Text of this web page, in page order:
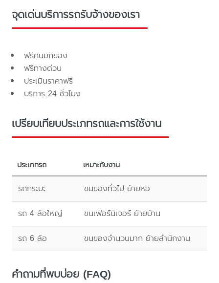
จุดเด่นบริการรถรับจ้างของเรา
ฟรีคนยกของ
ฟรีทางด่วน
ประเมินราคาฟรี
บริการ 24 ชั่วโมง
เปรียบเทียบประเภทรถและการใช้งาน
ประเภทรถ เหมาะกับงาน
รถกระบะ ขนของทั่วไป ย้ายหอ
รถ 4 ล้อใหญ่ ขนเฟอร์นิเจอร์ ย้ายบ้าน
รถ 6 ล้อ ขนของจำนวนมาก ย้ายสำนักงาน
คำถามที่พบบ่อย (FAQ)